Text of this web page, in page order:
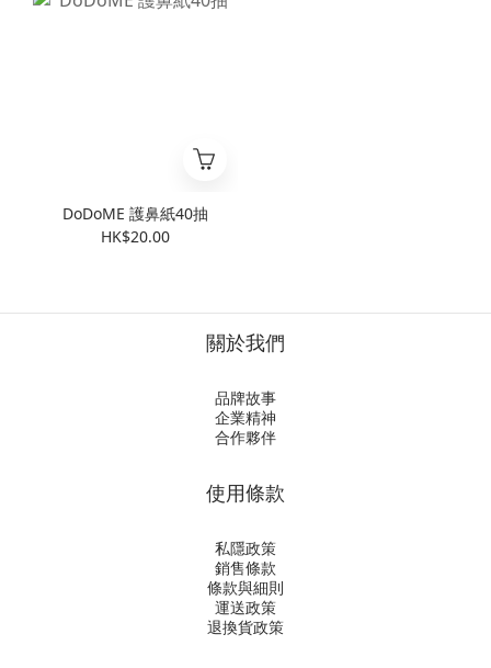
DoDoME 護鼻紙40抽
HK$20.00
關於我們
品牌故事
企業精神
合作夥伴
使用條款
私隱政策
銷售條款
條款與細則
運送政策
退換貨政策